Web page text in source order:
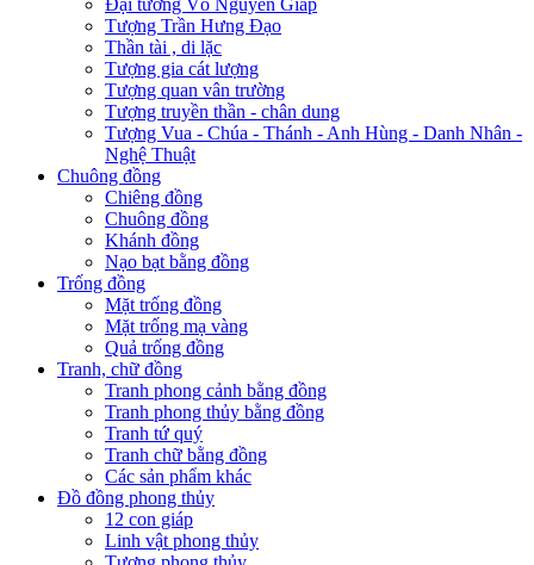
Tượng Trần Hưng Đạo
Thần tài , di lặc
Tượng gia cát lượng
Tượng quan vân trường
Tượng truyền thần - chân dung
Tượng Vua - Chúa - Thánh - Anh Hùng - Danh Nhân -
Nghệ Thuật
Chuông đồng
Chiêng đồng
Chuông đồng
Khánh đồng
Nạo bạt bằng đồng
Trống đồng
Mặt trống đồng
Mặt trống mạ vàng
Quả trống đồng
Tranh, chữ đồng
Tranh phong cảnh bằng đồng
Tranh phong thủy bằng đồng
Tranh tứ quý
Tranh chữ bằng đồng
Các sản phẩm khác
Đồ đồng phong thủy
12 con giáp
Linh vật phong thủy